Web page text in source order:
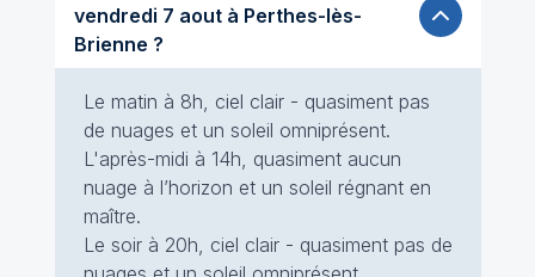
vendredi 7 aout à Perthes-lès-
Brienne ?
Le matin à 8h, ciel clair - quasiment pas
de nuages et un soleil omniprésent.
L'après-midi à 14h, quasiment aucun
nuage à l’horizon et un soleil régnant en
maître.
Le soir à 20h, ciel clair - quasiment pas de